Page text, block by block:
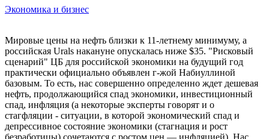
Экономика и бизнес
Мировые цены на нефть близки к 11-летнему минимуму, а
российская Urals накануне опускалась ниже $35. "Рисковый
сценарий" ЦБ для российской экономики на будущий год
практически официально объявлен г-жой Набиуллиной
базовым. То есть, нас совершенно определенно ждет дешевая
нефть, продолжающийся спад экономики, инвестиционный
спад, инфляция (а некоторые эксперты говорят и о
стагфляции - ситуации, в которой экономический спад и
депрессивное состояние экономики (стагнация и рост